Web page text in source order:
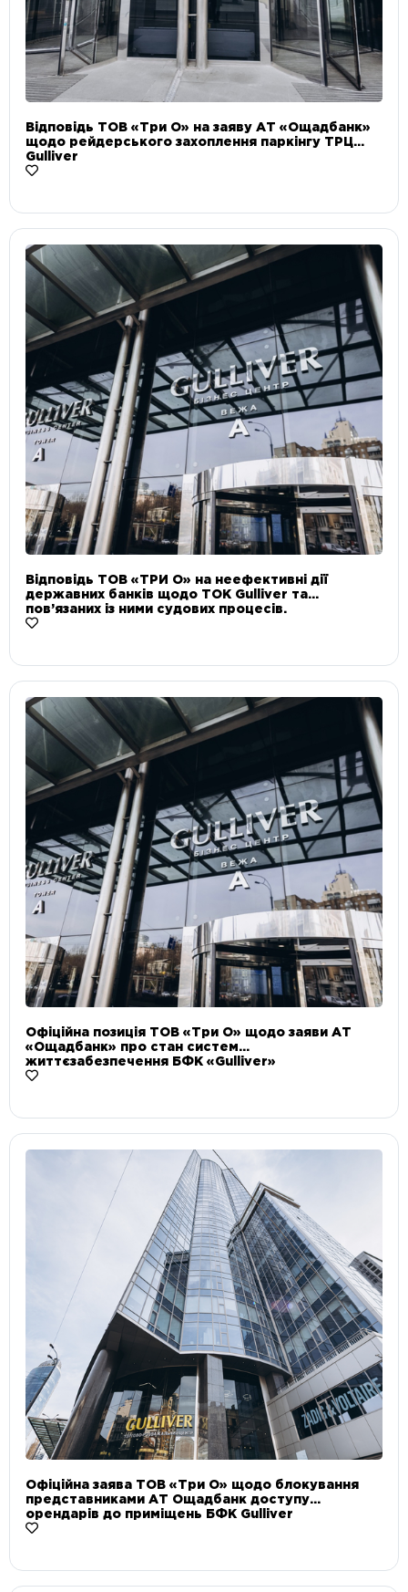
Відповідь ТОВ «Три О» на заяву АТ «Ощадбанк»
щодо рейдерського захоплення паркінгу ТРЦ
Gulliver
Відповідь ТОВ «ТРИ О» на неефективні дії
державних банків щодо ТОК Gulliver та
пов’язаних із ними судових процесів.
Офіційна позиція ТОВ «Три О» щодо заяви АТ
«Ощадбанк» про стан систем
життєзабезпечення БФК «Gulliver»
Офіційна заява ТОВ «Три О» щодо блокування
представниками АТ Ощадбанк доступу
орендарів до приміщень БФК Gulliver